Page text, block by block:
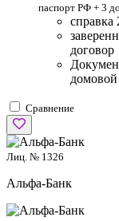
паспорт РФ + 3
договор
Сравнение
Лиц. № 1326
Альфа-Банк